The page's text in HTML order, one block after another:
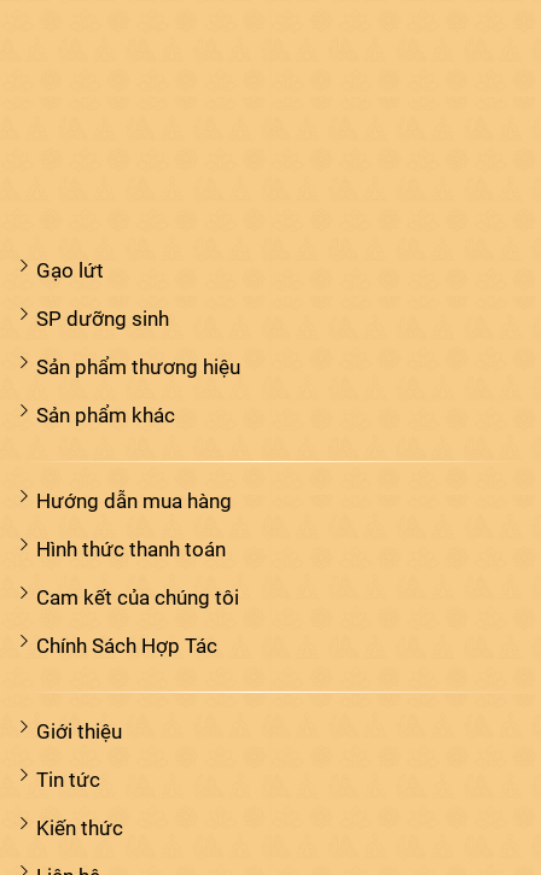
Gạo lứt
SP dưỡng sinh
Sản phẩm thương hiệu
Sản phẩm khác
Hướng dẫn mua hàng
Hình thức thanh toán
Cam kết của chúng tôi
Chính Sách Hợp Tác
Giới thiệu
Tin tức
Kiến thức